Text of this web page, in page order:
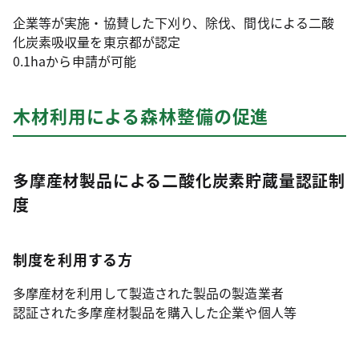
企業等が実施・協賛した下刈り、除伐、間伐による二酸
化炭素吸収量を東京都が認定
0.1haから申請が可能
木材利用による森林整備の促進
多摩産材製品による二酸化炭素貯蔵量認証制
度
制度を利用する方
多摩産材を利用して製造された製品の製造業者
認証された多摩産材製品を購入した企業や個人等